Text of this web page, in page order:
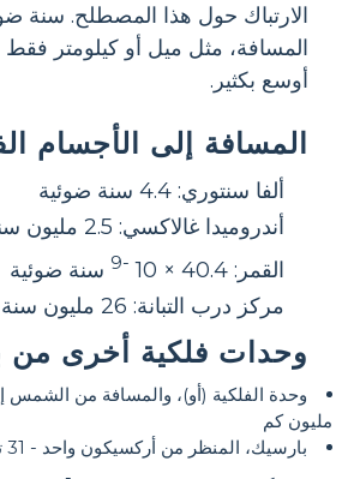
الارتباك حول هذا المصطلح. سنة
المسافة، مثل ميل أو كيلومتر
أوسع بكثير.
المسافة إلى الأجسام
ألفا سنتوري: 4.4 سنة ضوئية
أندروميدا غالاكسي: 2.5 مليون سنة ضوئية
القمر: 40.4 × 10
-9
سنة ضوئية
مركز درب التبانة: 26 مليون سنة ضوئية
وحدات فلكية أخرى من
مليون كم
بارسيك، المنظر من أركسيكون واحد - 31 تريليون كم